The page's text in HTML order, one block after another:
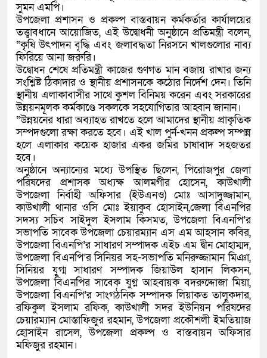
সুমন এমপি।
উপজেলা প্রশাসন ও প্রকল্প বাস্তবায়ন কর্মকর্তার কার্যালয়ের
তত্ত্বাবধানে আয়োজিত, এই উদ্বোধনী অনুষ্ঠানে প্রতিমন্ত্রী বলেন,
“কৃষি উৎপাদন বৃদ্ধি এবং জলাবদ্ধতা নিরসনে খালগুলোর নাব্য
ফিরিয়ে আনা জরুরি।
উদ্বোধন শেষে প্রতিমন্ত্রী কাজের গুণগত মান বজায় রাখার জন্য
সংশ্লিষ্ট ঠিকাদার ও স্থানীয় প্রশাসনকে কঠোর নির্দেশ দেন। তিনি
স্থানীয় এলাকাবাসীর সাথে কুশল বিনিময় করেন এবং সরকারের
উন্নয়নমূলক কর্মকাণ্ডে সকলকে সহযোগিতার আহ্বান জানান।
“উন্নয়নের ধারা অব্যাহত রাখতে হলে আমাদের স্থানীয় প্রাকৃতিক
সম্পদগুলো রক্ষা করতে হবে। এই খাল পুর্ন-খনন প্রকল্প সম্পন্ন
হলে এলাকার কয়েক হাজার একর জমির চাষাবাদ সহজতর
হবে।
অনুষ্ঠানে অন্যান্যের মধ্যে উপস্থিত ছিলেন, পিরোজপুর জেলা
পরিষদের প্রশাসক অধ্যক্ষ আলমগীর হোসেন, কাউখালী
উপজেলা নির্বাহী অফিসার (ইউএনও) মোঃ আসাদুজ্জামান,
কাউখালী থানার ওসি মোঃ ইয়াকুব হোসাইন,জেলা বিএনপির
সদস্য সচিব সাইদুল ইসলাম কিসমত, উপজেলা বিএনপি’র
সভাপতি সাবেক উপজেলা চেয়ারম্যান এস এম আহসান কবির,
উপজেলা বিএনপি’র সাধারণ সম্পাদক এইচ এম দ্বীন মোহাম্মদ,
উপজেলা বিএনপি’র সিনিয়র সহ-সভাপতি মনিরুজ্জামান মিঞা,
সিনিয়র যুগ্ম সাধারণ সম্পাদক জিয়াউল হাসান লিকসন,
উপজেলা বিএনপির সাবেক যুগ্ন আহবায়ক বদরুদ্দোজা মিয়া,
উপজেলা বিএনপি’র সাংগঠনিক সম্পাদক লিয়াকত তালুকদার,
রফিকুল ইসলাম রফিক, কাউখালী সদর ইউনিয়ন পরিষদের
চেয়ারম্যান মোস্তাফিজুর রহমান, উপজেলা প্রকৌশলী ইমতিয়াজ
হোসাইন রাসেল, উপজেলা প্রকল্প ও বাস্তবায়ন অফিসার
মফিজুর রহমান।